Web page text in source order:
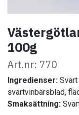
100g
Art.nr: 770
Ingredienser:
svartvinbärsblad,
Smaksättning: